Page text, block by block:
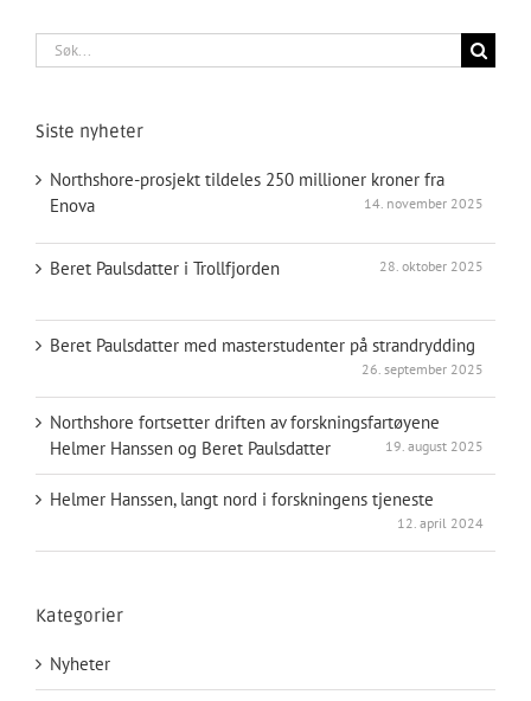
Søk
etter:
Siste nyheter
Northshore-prosjekt tildeles 250 millioner kroner fra
Enova
14. november 2025
Beret Paulsdatter i Trollfjorden 28. oktober 2025
Beret Paulsdatter med masterstudenter på strandrydding
26. september 2025
Northshore fortsetter driften av forskningsfartøyene
Helmer Hanssen og Beret Paulsdatter
19. august 2025
Helmer Hanssen, langt nord i forskningens tjeneste
12. april 2024
Kategorier
Nyheter